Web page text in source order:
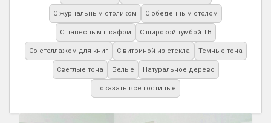
С журнальным столиком С обеденным столом
С навесным шкафом С широкой тумбой ТВ
Со стеллажом для книг С витриной из стекла Темные тона
Светлые тона Белые Натуральное дерево
Показать все гостиные